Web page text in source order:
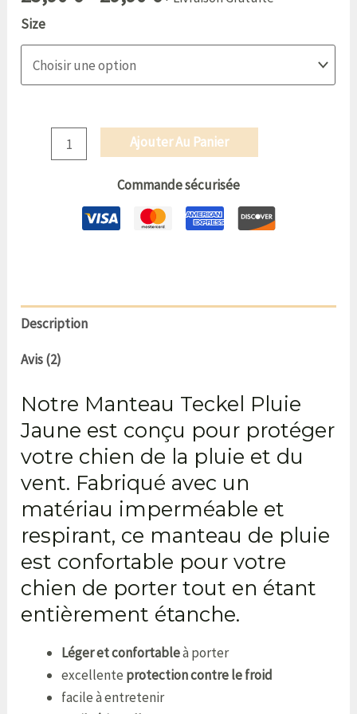
notations
Size
Ajouter Au Panier
Commande sécurisée
Description
Avis (2)
Notre Manteau Teckel Pluie
Jaune est conçu pour protéger
votre chien de la pluie et du
vent. Fabriqué avec un
matériau imperméable et
respirant, ce manteau de pluie
est confortable pour votre
chien de porter tout en étant
entièrement étanche.
Léger et confortableà porter
excellente protection contre le froid
facile à entretenir